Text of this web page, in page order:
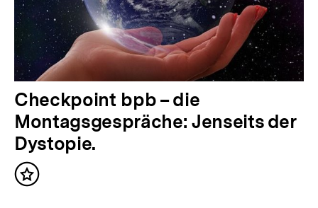
n
h
a
l
t
:
N
ä
c
h
s
Checkpoint bpb – die
Montagsgespräche: Jenseits der
Dystopie.
Inhalt